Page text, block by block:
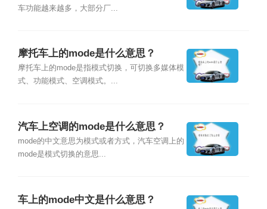
车功能越来越多，大部分厂...
摩托车上的mode是什么意思？
摩托车上的mode是指模式切换，可切换多媒体模
式、功能模式、空调模式。...
汽车上空调的mode是什么意思？
mode的中文意思为模式或者方式，汽车空调上的
mode是模式切换的意思...
车上的mode中文是什么意思？